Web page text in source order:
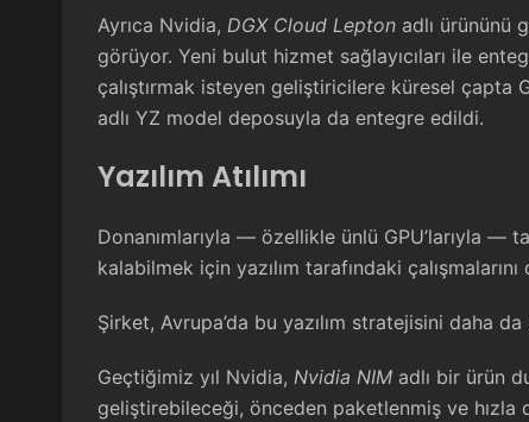
Ayrıca Nvidia, DGX Cloud Lepton adlı ürününü
görüyor. Yeni bulut hizmet sağlayıcıları ile
çalıştırmak isteyen geliştiricilere küresel çapta
adlı YZ model deposuyla da entegre edildi.
Yazılım Atılımı
Donanımlarıyla — özellikle ünlü GPU’larıyla —
kalabilmek için yazılım tarafındaki çalışmalarını
Şirket, Avrupa’da bu yazılım stratejisini daha
Geçtiğimiz yıl Nvidia, Nvidia NIM adlı bir ürün
geliştirebileceği, önceden paketlenmiş ve hızla